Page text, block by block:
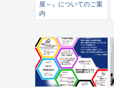
屋～』についてのご案
内